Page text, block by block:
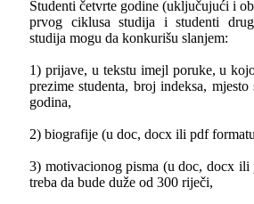
Studenti četvrte godine (uključujući i
prvog ciklusa studija i studenti
studija mogu da konkurišu slanjem:
1) prijave, u tekstu imejl poruke, u
prezime studenta, broj indeksa,
godina,
2) biografije (u doc, docx ili pdf
3) motivacionog pisma (udoc, docx ili
treba da bude duže od 300 riječi,